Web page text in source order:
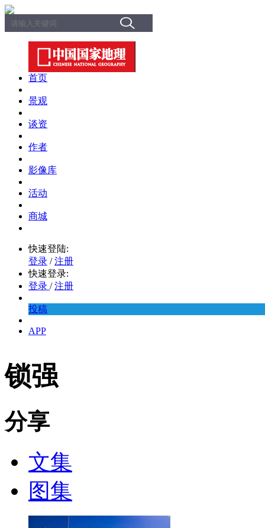
首页
景观
谈资
作者
影像库
活动
商城
快速登陆:
登录 / 注册
快速登录:
登录 / 注册
投稿
APP
锁强
分享
文集
图集